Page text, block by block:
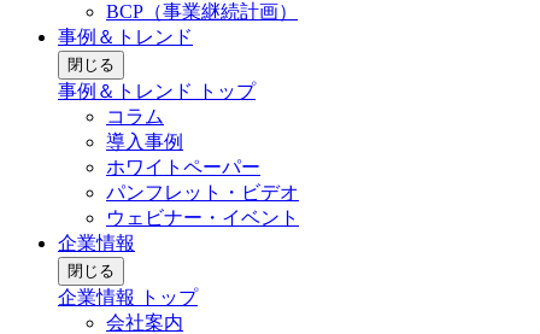
BCP（事業継続計画）
事例＆トレンド
閉じる
事例＆トレンド トップ
コラム
導入事例
ホワイトペーパー
パンフレット・ビデオ
ウェビナー・イベント
企業情報
閉じる
企業情報 トップ
会社案内